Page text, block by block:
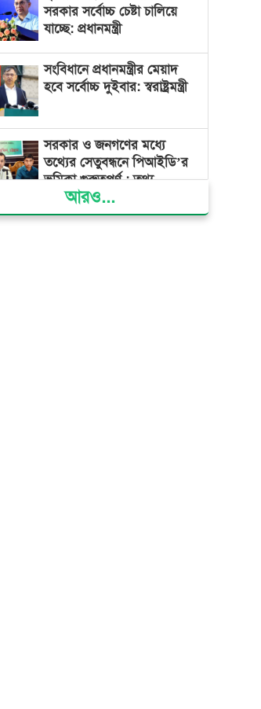
সরকার সর্বোচ্চ চেষ্টা চালিয়ে
যাচ্ছে: প্রধানমন্ত্রী
সংবিধানে প্রধানমন্ত্রীর মেয়াদ
হবে সর্বোচ্চ দুইবার: স্বরাষ্ট্রমন্ত্রী
সরকার ও জনগণের মধ্যে
তথ্যের সেতুবন্ধনে পিআইডি’র
ভূমিকা গুরুত্বপূর্ণ : তথ্য
প্রতিমন্ত্রী
আরও...